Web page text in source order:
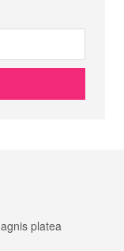
platea